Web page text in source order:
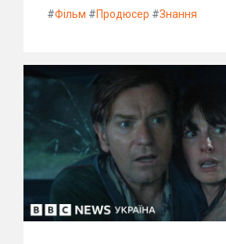
#Фільм #Продюсер #Знання